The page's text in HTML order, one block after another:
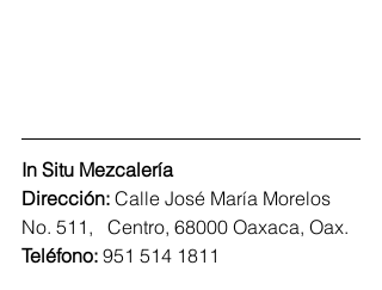
In Situ Mezcalería
Dirección: Calle José María Morelos
No. 511,   Centro, 68000 Oaxaca, Oax.
Teléfono: 951 514 1811